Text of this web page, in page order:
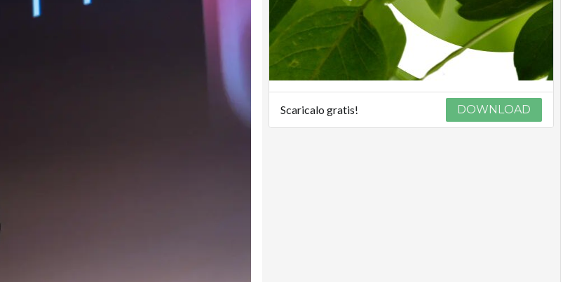
Scaricalo gratis! DOWNLOAD